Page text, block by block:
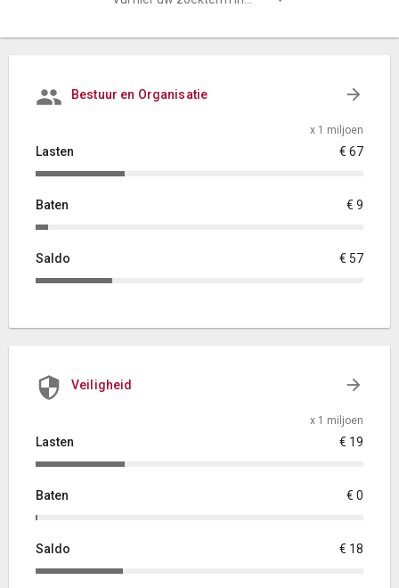
Bestuur en Organisatie
x 1 miljoen
Lasten € 67
Baten € 9
Saldo € 57
Veiligheid
x 1 miljoen
Lasten € 19
Baten € 0
Saldo € 18